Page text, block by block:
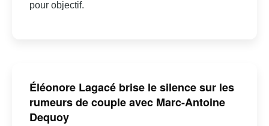
pour objectif.
Éléonore Lagacé brise le silence sur les
rumeurs de couple avec Marc-Antoine
Dequoy